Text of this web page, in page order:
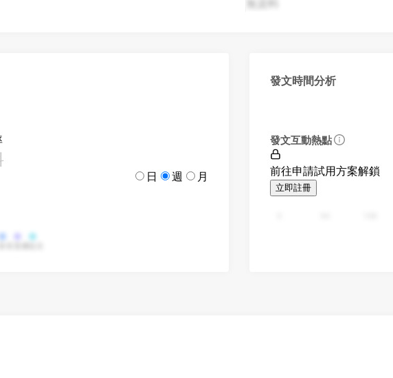
無資料
日 週 月
發文時間分析
發文互動熱點
前往申請試用方案解鎖
立即註冊